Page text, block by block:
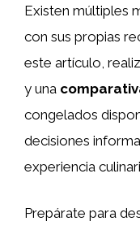
Existen múltiples
con sus propias
este artículo,
y una
congelados
decisiones
experiencia
Prepárate para